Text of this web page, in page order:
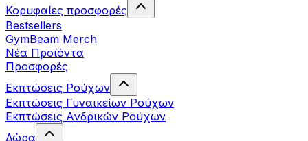
Κορυφαίες προσφορές
Bestsellers
GymBeam Merch
Νέα Προϊόντα
Προσφορές
Εκπτώσεις Ρούχων
Εκπτώσεις Γυναικείων Ρούχων
Εκπτώσεις Aνδρικών Ρούχων
Δώρα